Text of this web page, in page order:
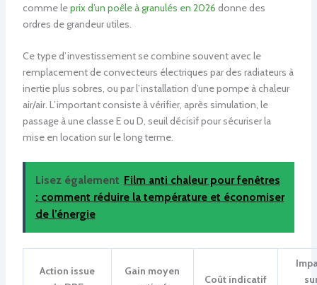
comme leprix d’un poêle à granulés en 2026 donne des
ordres de grandeur utiles.
Ce type d’investissement se combine souvent avec le
remplacement de convecteurs électriques par des radiateurs à
inertie plus sobres, ou par l’installation d’une pompe à chaleur
air/air. L’important consiste à vérifier, après simulation, le
passage à une classe E ou D, seuil décisif pour sécuriser la
mise en location sur le long terme.
Lisez également Film anti chaleur pour fenêtres
: comment réduire la température et économiser
de l’énergie
Action issue
Gain moyen
Coût indicatif